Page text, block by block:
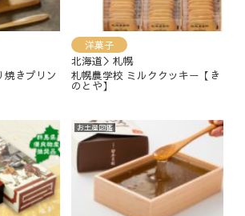
焼きプリン
洋菓子
北海道＞札幌
札幌農学校 ミルククッキー【き
のとや】
お土産図鑑